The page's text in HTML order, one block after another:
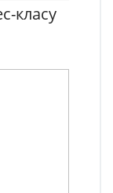
класу